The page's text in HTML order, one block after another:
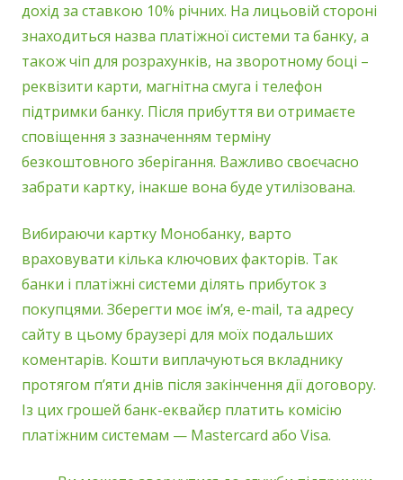
дохід за ставкою 10% річних. На лицьовій стороні
знаходиться назва платіжної системи та банку, а
також чіп для розрахунків, на зворотному боці –
реквізити карти, магнітна смуга і телефон
підтримки банку. Після прибуття ви отримаєте
сповіщення з зазначенням терміну
безкоштовного зберігання. Важливо своєчасно
забрати картку, інакше вона буде утилізована.
Вибираючи картку Монобанку, варто
враховувати кілька ключових факторів. Так
банки і платіжні системи ділять прибуток з
покупцями. Зберегти моє ім’я, e-mail, та адресу
сайту в цьому браузері для моїх подальших
коментарів. Кошти виплачуються вкладнику
протягом п’яти днів після закінчення дії договору.
Із цих грошей банк-еквайєр платить комісію
платіжним системам — Mastercard або Visa.